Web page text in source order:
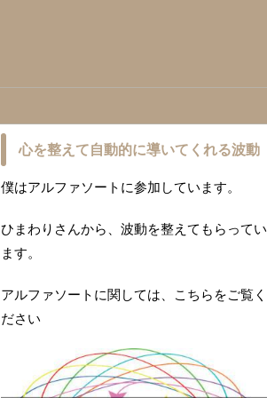
心を整えて自動的に導いてくれる波動
僕はアルファソートに参加しています。
ひまわりさんから、波動を整えてもらってい
ます。
アルファソートに関しては、こちらをご覧く
ださい